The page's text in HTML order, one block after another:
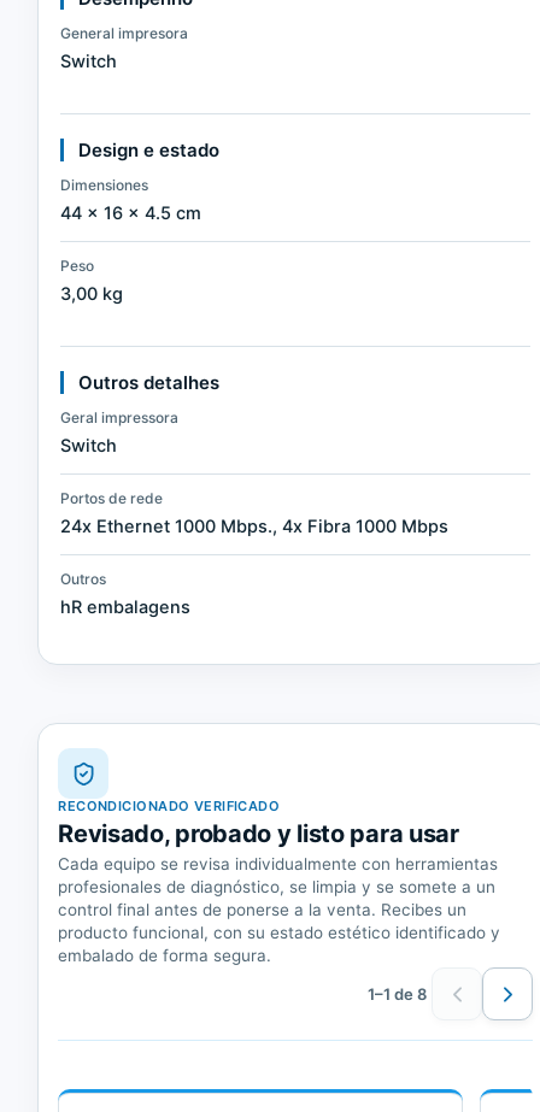
General impresora
Switch
Design e estado
Dimensiones
44 × 16 × 4.5 cm
Peso
3,00 kg
Outros detalhes
Geral impressora
Switch
Portos de rede
24x Ethernet 1000 Mbps., 4x Fibra 1000 Mbps
Outros
hR embalagens
RECONDICIONADO VERIFICADO
Revisado, probado y listo para usar
Cada equipo se revisa individualmente con herramientas
profesionales de diagnóstico, se limpia y se somete a un
control final antes de ponerse a la venta. Recibes un
producto funcional, con su estado estético identificado y
embalado de forma segura.
1–1 de 8